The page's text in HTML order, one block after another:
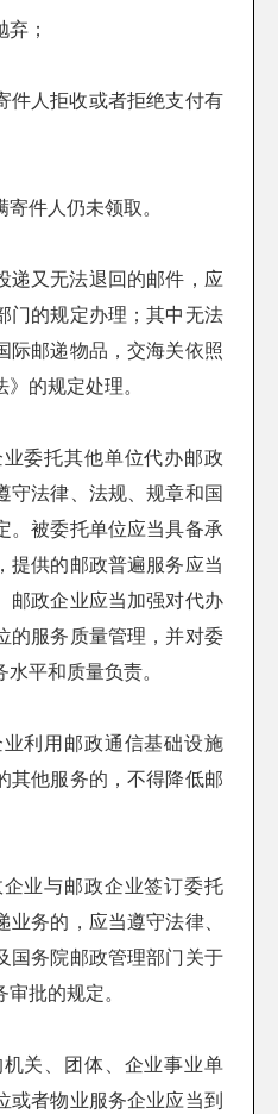
弃；
件人拒收或者拒绝支付有
寄件人仍未领取。
递又无法退回的邮件，应
门的规定办理；其中无法
际邮递物品，交海关依照
》的规定处理。
委托其他单位代办邮政
守法律、法规、规章和国
。被委托单位应当具备承
提供的邮政普遍服务应当
邮政企业应当加强对代办
的服务质量管理，并对委
平和质量负责。
利用邮政通信基础设施
其他服务的，不得降低邮
业与邮政企业签订委托
务的，应当遵守法律、
国务院邮政管理部门关于
批的规定。
关、团体、企业事业单
或者物业服务企业应当到